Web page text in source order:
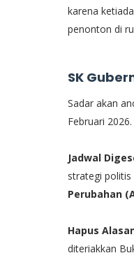
karena
penonton di
SK
​Sadar akan
Februari
Jadwal
strategi politis
Perubahan
Hapus
diteriakkan